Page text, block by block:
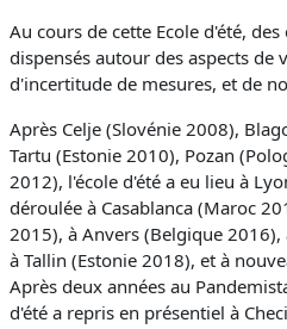
Au cours de cette Ecole d'été,
dispensés autour des aspects de
d'incertitude de mesures, et de
Après Celje (Slovénie 2008),
Tartu (Estonie 2010), Pozan
2012), l'école d'été a eu lieu à
déroulée à Casablanca (Maroc
2015), à Anvers (Belgique
à Tallin (Estonie 2018), et à
Après deux années au
d'été a repris en présentiel à